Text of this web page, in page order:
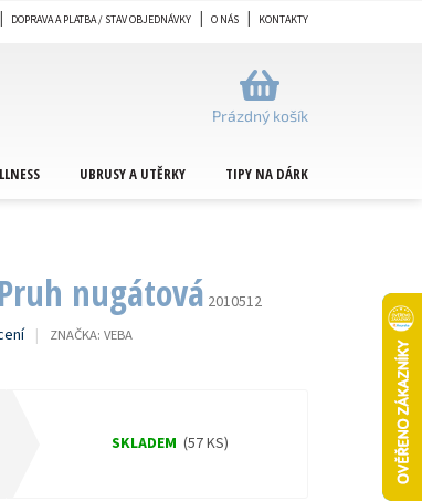
DOPRAVA A PLATBA / STAV OBJEDNÁVKY O NÁS KONTAKTY
NÁKUPNÍ
KOŠÍK
Prázdný košík
UBRUSY A UTĚRKY TIPY NA DÁRKY
nugátová 2010512
ZNAČKA: VEBA
SKLADEM (57 KS)